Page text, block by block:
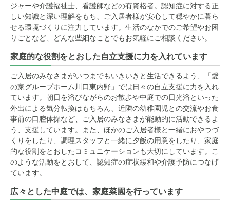
ジャーや介護福祉士、看護師などの有資格者。認知症に対する正
しい知識と深い理解をもち、ご入居者様が安心して穏やかに暮ら
せる環境づくりに注力しています。生活のなかでのご希望やお困
りごとなど、どんな些細なことでもお気軽にご相談ください。
家庭的な役割をとおした自立支援に力を入れています
ご入居のみなさまがいつまでもいきいきと生活できるよう、「愛
の家グループホーム川口東内野」では日々の自立支援に力を入れ
ています。朝日を浴びながらのお散歩や中庭での日光浴といった
外出による気分転換はもちろん、近隣の幼稚園児との交流やお食
事前の口腔体操など、ご入居のみなさまが能動的に活動できるよ
う、支援しています。また、ほかのご入居者様と一緒におやつづ
くりをしたり、調理スタッフと一緒に夕飯の用意をしたり、家庭
的な役割をとおしたコミュニケーションも大切にしています。こ
のような活動をとおして、認知症の症状緩和や介護予防につなげ
ています。
広々とした中庭では、家庭菜園を行っています